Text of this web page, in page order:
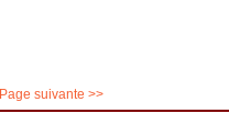
Page suivante >>